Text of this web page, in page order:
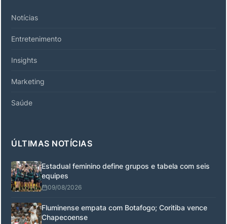
Notícias
Entretenimento
Insights
Marketing
Saúde
ÚLTIMAS NOTÍCIAS
Estadual feminino define grupos e tabela com seis
equipes
09/08/2026
Fluminense empata com Botafogo; Coritiba vence
Chapecoense